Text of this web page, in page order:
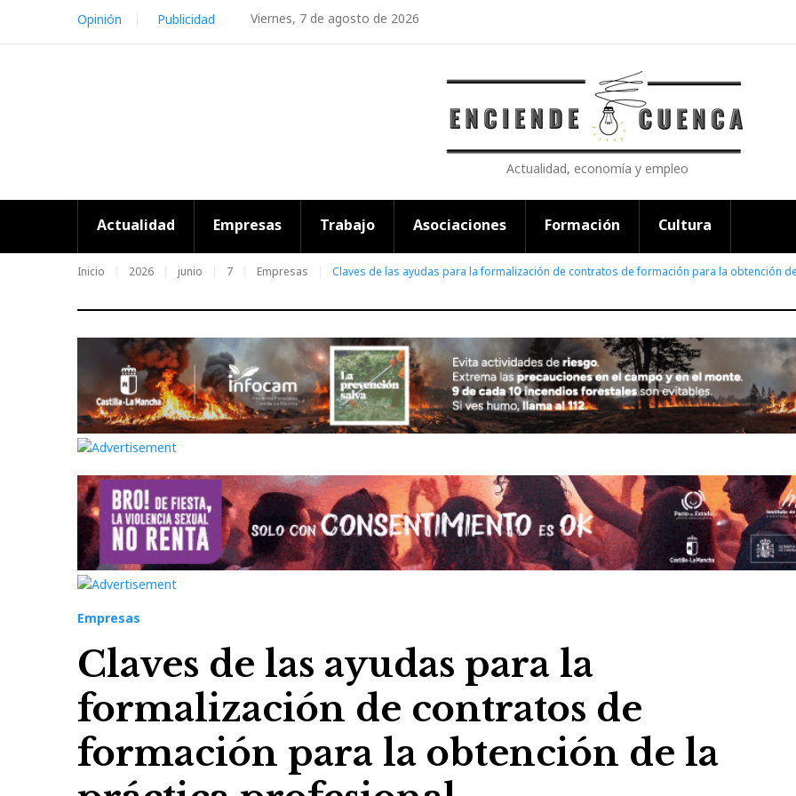
content
Viernes, 7 de agosto de 2026
Opinión Publicidad
Actualidad, economía y empleo
Actualidad Empresas Trabajo Asociaciones Formación Cultura
Inicio 2026 junio 7 Empresas Claves de las ayudas para la formalización de contratos de formación para la obtención
Empresas
Claves de las ayudas para la
formalización de contratos de
formación para la obtención de la